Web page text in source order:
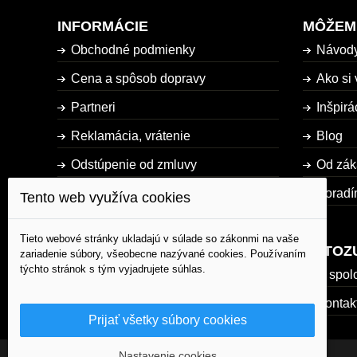
INFORMÁCIE
Obchodné podmienky
Cena a spôsob dopravy
Partneri
Reklamácia, vrátenie
Odstúpenie od zmluvy
Dostupnosť tovaru
Mapa stránky
Ako si
Blog
Od
O
Tento web využíva cookies
Tieto webové stránky ukladajú v súlade so zákonmi na vaše
zariadenie súbory, všeobecne nazývané cookies. Používaním
týchto stránok s tým vyjadrujete súhlas.
Prijať všetky súbory cookies